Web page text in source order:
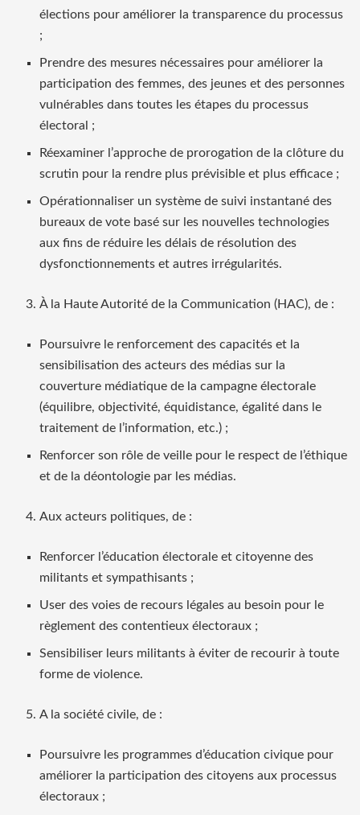
élections pour améliorer la transparence du processus
;
Prendre des mesures nécessaires pour améliorer la
participation des femmes, des jeunes et des personnes
vulnérables dans toutes les étapes du processus
électoral ;
Réexaminer l’approche de prorogation de la clôture du
scrutin pour la rendre plus prévisible et plus efficace ;
Opérationnaliser un système de suivi instantané des
bureaux de vote basé sur les nouvelles technologies
aux fins de réduire les délais de résolution des
dysfonctionnements et autres irrégularités.
À la Haute Autorité de la Communication (HAC), de :
Poursuivre le renforcement des capacités et la
sensibilisation des acteurs des médias sur la
couverture médiatique de la campagne électorale
(équilibre, objectivité, équidistance, égalité dans le
traitement de l’information, etc.) ;
Renforcer son rôle de veille pour le respect de l’éthique
et de la déontologie par les médias.
Aux acteurs politiques, de :
Renforcer l’éducation électorale et citoyenne des
militants et sympathisants ;
User des voies de recours légales au besoin pour le
règlement des contentieux électoraux ;
Sensibiliser leurs militants à éviter de recourir à toute
forme de violence.
A la société civile, de :
Poursuivre les programmes d’éducation civique pour
améliorer la participation des citoyens aux processus
électoraux ;